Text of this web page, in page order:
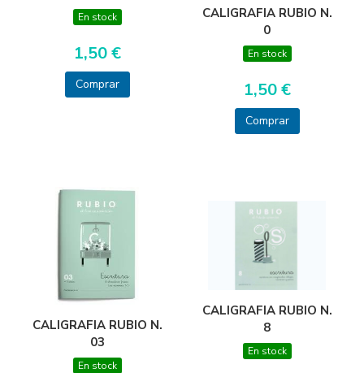
En stock
1,50 €
Comprar
CALIGRAFIA RUBIO N.
0
En stock
1,50 €
Comprar
CALIGRAFIA RUBIO N.
03
En stock
CALIGRAFIA RUBIO N.
8
En stock